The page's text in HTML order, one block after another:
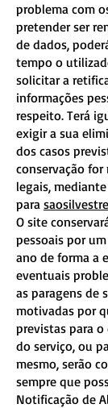
problema com
pretender ser
de dados,
tempo o
solicitar a
informações
respeito. Terá
exigir a sua
dos casos
conservação for
legais,
para
O site
pessoais por
ano de forma a
eventuais
as paragens de
motivadas por
previstas para
do serviço, ou
mesmo, serão
sempre que
Notificação de